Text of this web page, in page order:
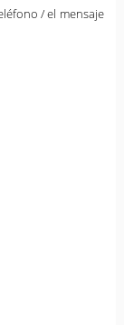
/ el mensaje